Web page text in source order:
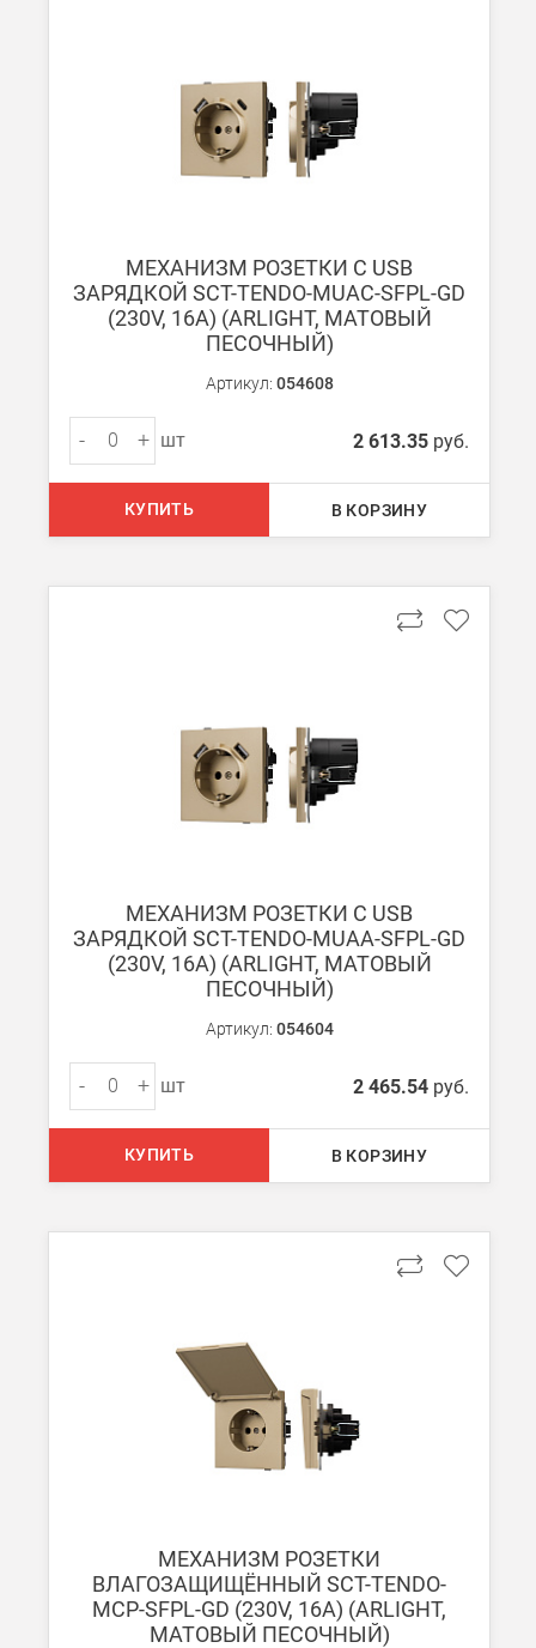
В Санкт-Петербурге
БЕСПЛАТНАЯ доставка при сумме заказа от 7000 руб.
При заказе менее 7000 руб. стоимость доставки
Мы можем доставить ваши заказы сервисом компании
Транспортные компании
Мы можем отправить ваш заказ транспортной компанией в
Доставка до ТК от 7000 руб. БЕСПЛАТНО.
Подробнее обоплате и доставке
МЕХАНИЗМ РОЗЕТКИ С USB
ЗАРЯДКОЙ SCT-TENDO-MUAC-SFPL-GD
(230V, 16A) (ARLIGHT, МАТОВЫЙ
ПЕСОЧНЫЙ)
Артикул: 054608
- + шт 2 613.35 руб.
КУПИТЬ В КОРЗИНУ
МЕХАНИЗМ РОЗЕТКИ С USB
ЗАРЯДКОЙ SCT-TENDO-MUAA-SFPL-GD
(230V, 16A) (ARLIGHT, МАТОВЫЙ
ПЕСОЧНЫЙ)
Артикул: 054604
- + шт 2 465.54 руб.
КУПИТЬ В КОРЗИНУ
МЕХАНИЗМ РОЗЕТКИ
ВЛАГОЗАЩИЩЁННЫЙ SCT-TENDO-
MCP-SFPL-GD (230V, 16A) (ARLIGHT,
МАТОВЫЙ ПЕСОЧНЫЙ)